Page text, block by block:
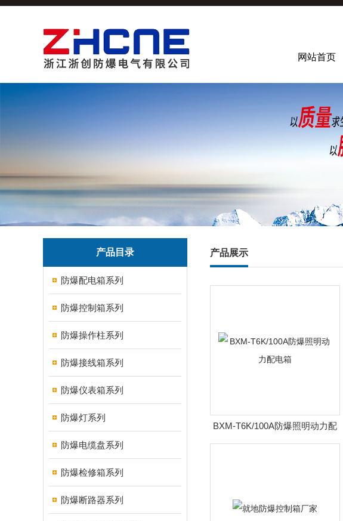
网站首页
产品目录
防爆配电箱系列
防爆控制箱系列
防爆操作柱系列
防爆接线箱系列
防爆仪表箱系列
防爆灯系列
防爆电缆盘系列
防爆检修箱系列
防爆断路器系列
产品展示
BXM-T6K/100A防爆照明动力配
电箱